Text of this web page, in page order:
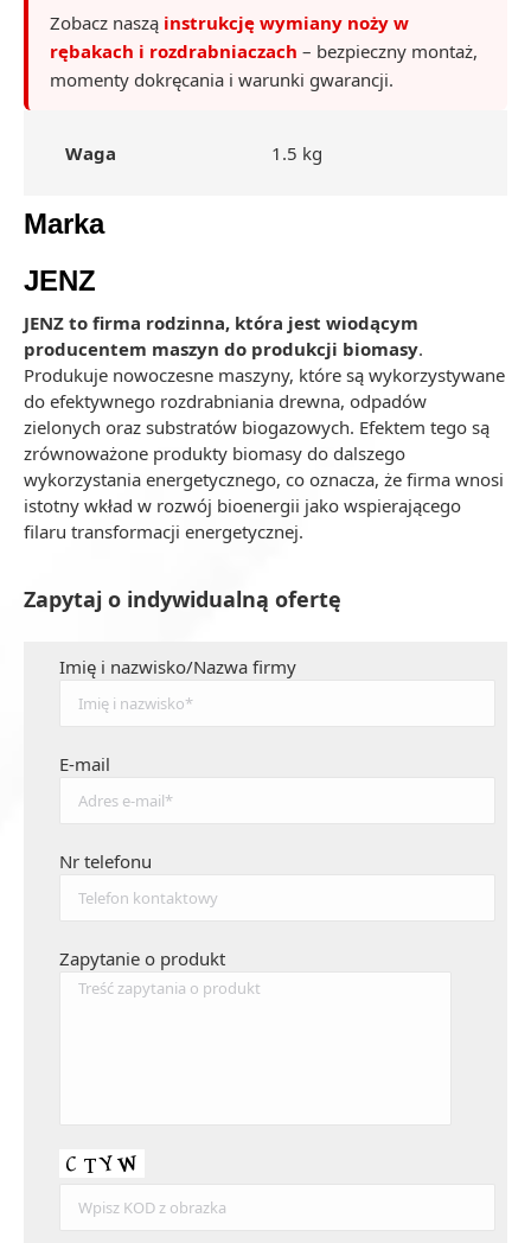
Zobacz naszą instrukcję wymiany noży w
rębakach i rozdrabniaczach – bezpieczny montaż,
momenty dokręcania i warunki gwarancji.
Waga 1.5 kg
Marka
JENZ
JENZ to firma rodzinna, która jest wiodącym
producentem maszyn do produkcji biomasy.
Produkuje nowoczesne maszyny, które są wykorzystywane
do efektywnego rozdrabniania drewna, odpadów
zielonych oraz substratów biogazowych. Efektem tego są
zrównoważone produkty biomasy do dalszego
wykorzystania energetycznego, co oznacza, że firma wnosi
istotny wkład w rozwój bioenergii jako wspierającego
filaru transformacji energetycznej.
Zapytaj o indywidualną ofertę
Imię i nazwisko/Nazwa firmy
E-mail
Nr telefonu
Zapytanie o produkt